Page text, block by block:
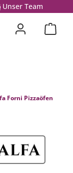
Unser Team
Forni Pizzaöfen